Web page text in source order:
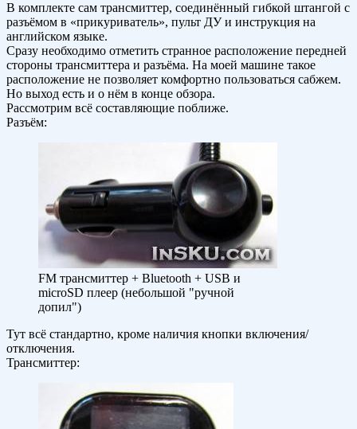
В комплекте сам трансмиттер, соединённый гибкой штангой с
разъёмом в «прикуриватель», пульт ДУ и инструкция на
английском языке.
Сразу необходимо отметить странное расположение передней
стороны трансмиттера и разъёма. На моей машине такое
расположение не позволяет комфортно пользоваться сабжем.
Но выход есть и о нём в конце обзора.
Рассмотрим всё составляющие поближе.
Разъём:
FM трансмиттер + Bluetooth + USB и
microSD плеер (небольшой "ручной
допил")
Тут всё стандартно, кроме наличия кнопки включения/
отключения.
Трансмиттер: